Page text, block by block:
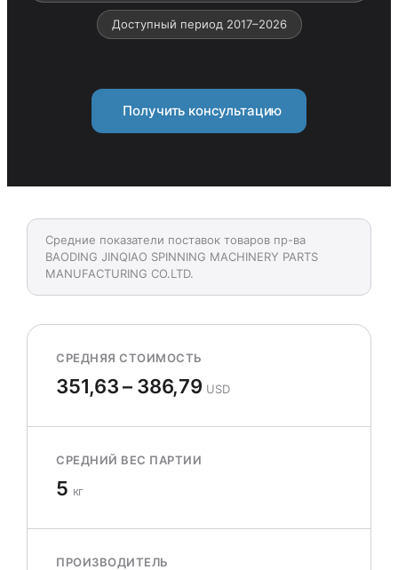
Доступный период 2017–2026
Получить консультацию
Средние показатели поставок товаров пр-ва
BAODING JINQIAO SPINNING MACHINERY PARTS
MANUFACTURING CO.LTD.
СРЕДНЯЯ СТОИМОСТЬ
351,63 – 386,79 USD
СРЕДНИЙ ВЕС ПАРТИИ
5 кг
ПРОИЗВОДИТЕЛЬ